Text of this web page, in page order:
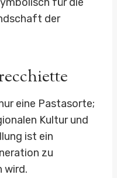
der
eine Pastasorte;
Kultur und
ist ein
zu
wird.